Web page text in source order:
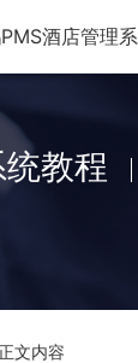
酒店管理
教程
文内容